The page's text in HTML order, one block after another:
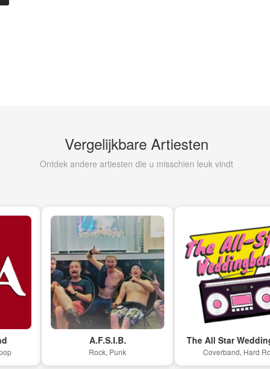
Vergelijkbare Artiesten
Ontdek andere artiesten die u misschien leuk vindt
A.F.S.I.B.
Rock, Punk
The All Star Weddingband
Coverband, Hard Rock